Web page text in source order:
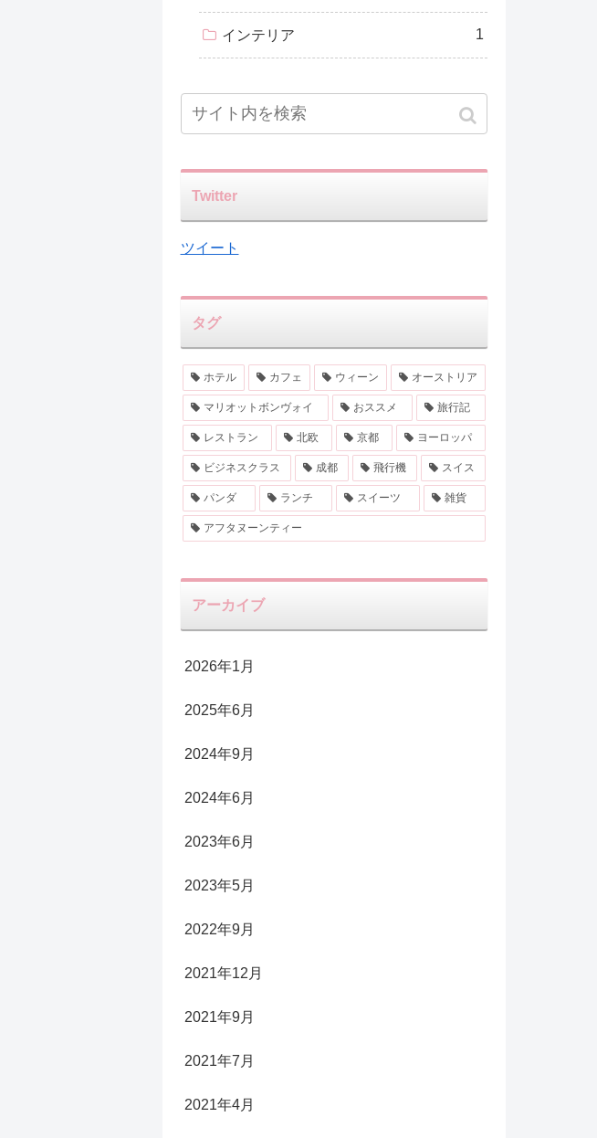
インテリア 1
Twitter
ツイート
タグ
ホテル カフェ ウィーン オーストリア
マリオットボンヴォイ おススメ 旅行記
レストラン 北欧 京都 ヨーロッパ
ビジネスクラス 成都 飛行機 スイス
パンダ ランチ スイーツ 雑貨
アフタヌーンティー
アーカイブ
2026年1月
2025年6月
2024年9月
2024年6月
2023年6月
2023年5月
2022年9月
2021年12月
2021年9月
2021年7月
2021年4月